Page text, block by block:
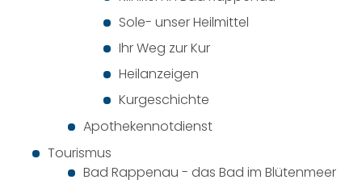
Sole- unser Heilmittel
Ihr Weg zur Kur
Heilanzeigen
Kurgeschichte
Apothekennotdienst
Tourismus
Bad Rappenau - das Bad im Blütenmeer